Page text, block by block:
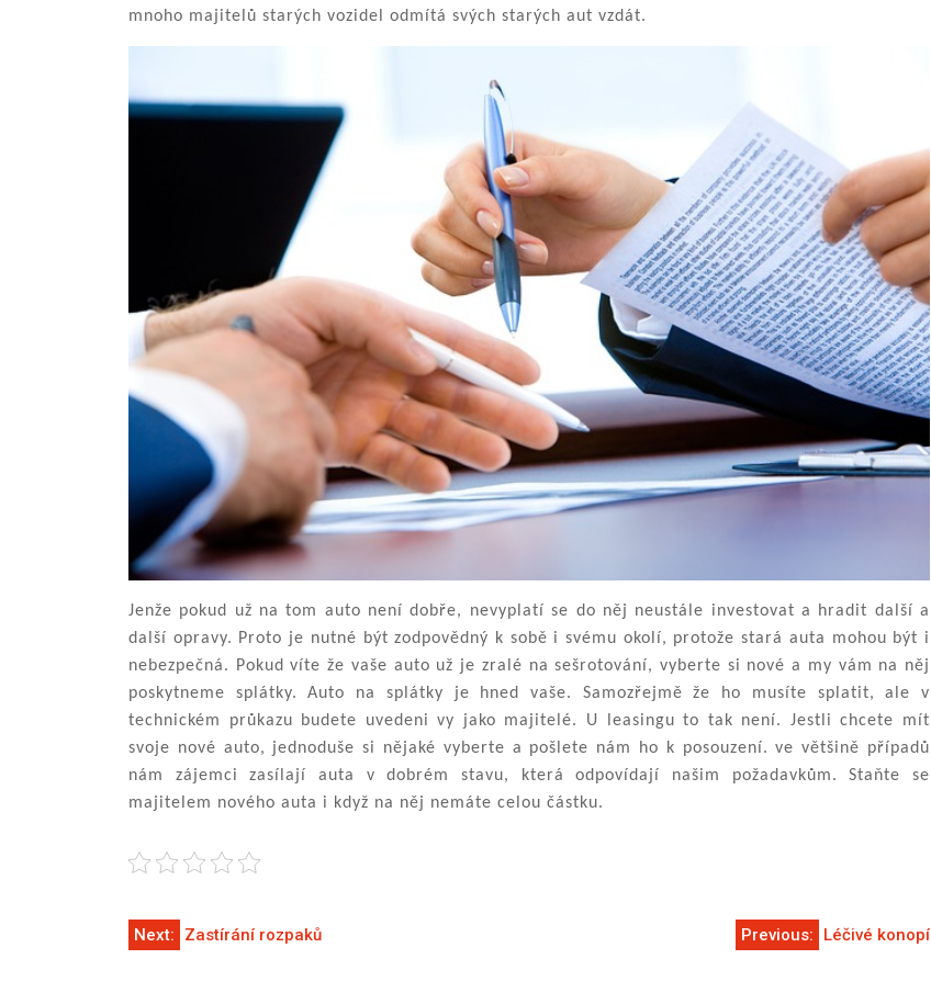
mnoho majitelů starých vozidel odmítá svých starých aut vzdát.
Jenže pokud už na tom auto není dobře, nevyplatí se do něj neustále investovat a hradit další a
další opravy. Proto je nutné být zodpovědný k sobě i svému okolí, protože stará auta mohou být i
nebezpečná. Pokud víte že vaše auto už je zralé na sešrotování, vyberte si nové a my vám na něj
poskytneme splátky. Auto na splátky je hned vaše. Samozřejmě že ho musíte splatit, ale v
technickém průkazu budete uvedeni vy jako majitelé. U leasingu to tak není. Jestli chcete mít
svoje nové auto, jednoduše si nějaké vyberte a pošlete nám ho k posouzení. ve většině případů
nám zájemci zasílají auta v dobrém stavu, která odpovídají našim požadavkům. Staňte se
majitelem nového auta i když na něj nemáte celou částku.
Navigace
Previous: Léčivé konopí
Next: Zastírání rozpaků